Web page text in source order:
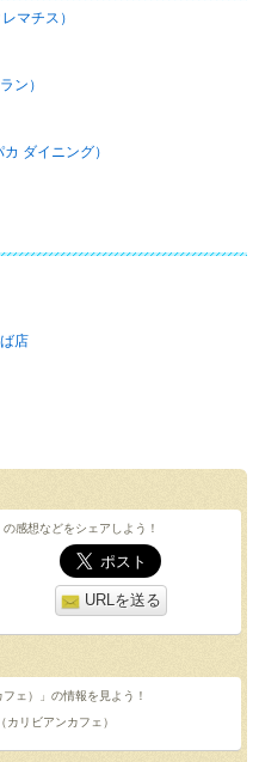
マチス）
ン）
ダイニング）
店
感想などをシェアしよう！
URLを送る
ェ）」の情報を見よう！